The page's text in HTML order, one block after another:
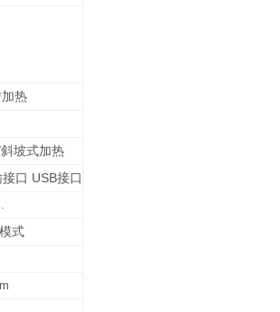
热
斜坡式加热
口 USB接口
式